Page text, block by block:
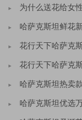
为什么送花给女
哈萨克斯坦鲜花
花行天下哈萨克斯
花行天下哈萨克
哈萨克斯坦热卖
哈萨克斯坦优选万能